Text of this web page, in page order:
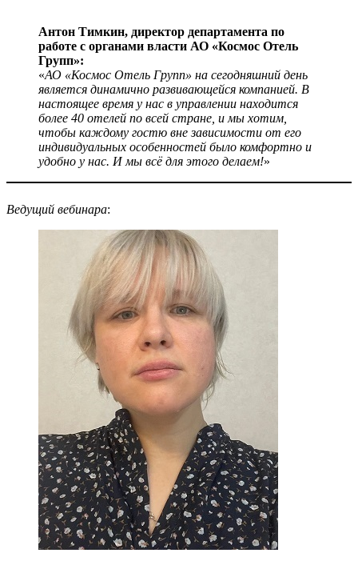
Антон Тимкин, директор департамента по
работе с органами власти АО «Космос Отель
Групп»:
«АО «Космос Отель Групп» на сегодняшний день
является динамично развивающейся компанией. В
настоящее время у нас в управлении находится
более 40 отелей по всей стране, и мы хотим,
чтобы каждому гостю вне зависимости от его
индивидуальных особенностей было комфортно и
удобно у нас. И мы всё для этого делаем!»
Ведущий вебинара: